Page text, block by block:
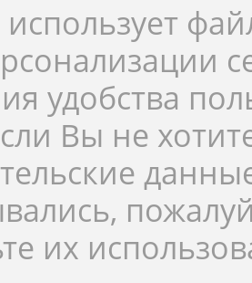
использует
удобства
Вы не
их